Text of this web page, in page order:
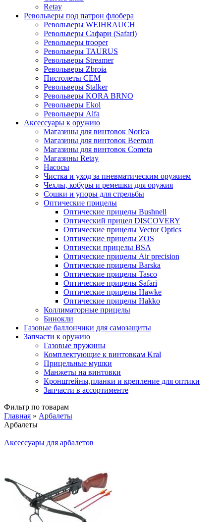
Retay
Револьверы под патрон флобера
Револьверы WEIHRAUCH
Револьверы Сафари (Safari)
Револьверы trooper
Револьверы TAURUS
Револьверы Streamer
Револьверы Zbroia
Пистолеты СЕМ
Револьверы Stalker
Револьверы KORA BRNO
Револьверы Ekol
Револьверы Alfa
Аксессуары к оружию
Магазины для винтовок Norica
Магазины для винтовок Beeman
Магазины для винтовок Cometa
Магазины Retay
Насосы
Чистка и уход за пневматическим оружием
Чехлы, кобуры и ремешки для оружия
Сошки и упоры для стрельбы
Оптические прицелы
Оптические прицелы Bushnell
Оптический прицел DISCOVERY
Оптические прицелы Vector Optics
Оптические прицелы ZOS
Оптически прицелы BSA
Оптические прицелы Air precision
Оптические прицелы Barska
Оптические прицелы Tasco
Оптические прицелы Safari
Оптические прицелы Hawke
Оптические прицелы Hakko
Коллиматорные прицелы
Бинокли
Газовые баллончики для самозащиты
Запчасти к оружию
Газовые пружины
Комплектующие к винтовкам Kral
Прицельные мушки
Манжеты на винтовки
Кронштейны,планки и крепление для оптики
Запчасти в ассортименте
Фильтр по товарам
Вы здесь
Главная » Арбалеты
Арбалеты
Аксессуары для арбалетов